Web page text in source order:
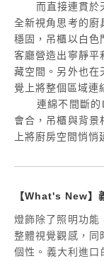
而直接連貫於天
全新視角思考的廚
穩固，吊櫃以白色
客廳營造出寧靜平
藏空間。另外也在
覺上將整個區域連
連綿不間斷的L
會合，吊櫃與背景
上將廚房空間悄
【What's New】
燈飾除了照明功能
整體視覺觀感，同
個性。義大利進